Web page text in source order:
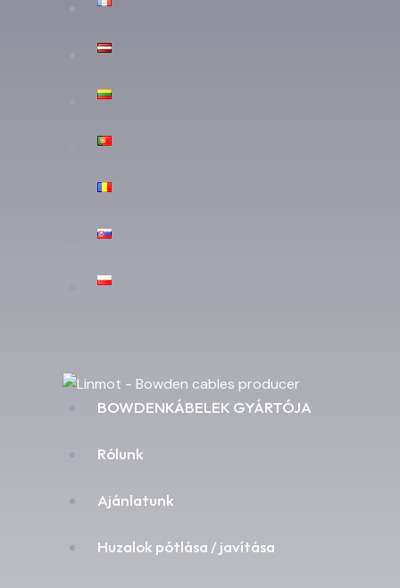
BOWDENKÁBELEK GYÁRTÓJA
Rólunk
Ajánlatunk
Huzalok pótlása / javítása